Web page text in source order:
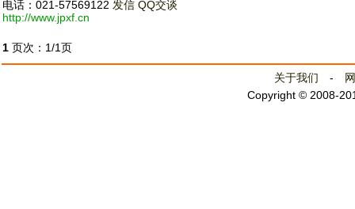
电话：021-57569122 发信 QQ交谈
http://www.jpxf.cn
1 页次：1/1页
关于我们 -
Copyright © 2008-